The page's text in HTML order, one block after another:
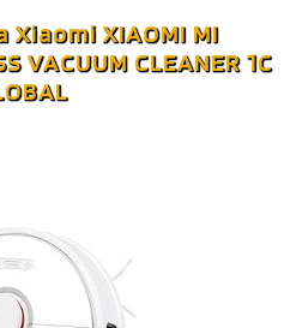
XIAOMI MI
VACUUM CLEANER 1C